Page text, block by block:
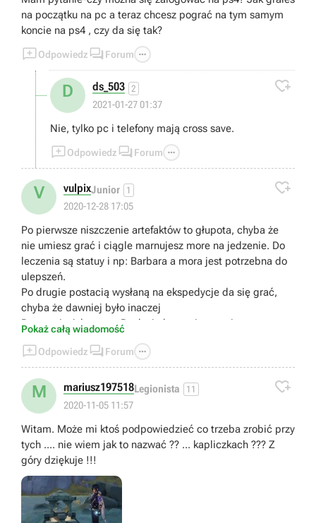
na początku na pc a teraz chcesz pograć na tym samym
koncie na ps4 , czy da się tak?
Odpowiedz  Forum 
D ds_503 2
2021-01-27 01:37

Nie, tylko pc i telefony mają cross save.
Odpowiedz  Forum 
V vulpixJunior 1
2020-12-28 17:05

Po pierwsze niszczenie artefaktów to głupota, chyba że
nie umiesz grać i ciągle marnujesz more na jedzenie. Do
leczenia są statuy i np: Barbara a mora jest potrzebna do
ulepszeń.
Po drugie postacią wysłaną na ekspedycje da się grać,
chyba że dawniej było inaczej
Po trzecie Adventure Rank nie łączy się z poziomem, to
dlaczego ciągle wyskakuje mi abym podniósł Adventure
Rank abym mógł podnieść poziom broni,postaci itd
Po czwarte w Spiral Abyss da się leczyć jedzeniem
Po piąte na stronie z Shrines of Depths podobno jest
napisane gdzie je znaleźć ???
Po szóste Ulepszanie postaci, Jeśli gracze F2P nie
potrafią grać to tak, powinni ulepszać max 2 postacie, Bo
ja jakoś do 30 Adventure rank nie ulepszałem w ogóle
artefaktów, talentów po czym gdy uznałem że jest ciężko
spokojnie ulepszyłem 6 postaci na max i mi wyskoczyło że
muszę mieć Adventure rank na 35, w tym momencie mam
50 poziom rank i nadal mam nadwyżkę surowców do
Pokaż całą wiadomość
Odpowiedz  Forum 
M mariusz197518Legionista 11
2020-11-05 11:57

Witam. Może mi ktoś podpowiedzieć co trzeba zrobić przy
tych .... nie wiem jak to nazwać ?? ... kapliczkach ??? Z
góry dziękuje !!!